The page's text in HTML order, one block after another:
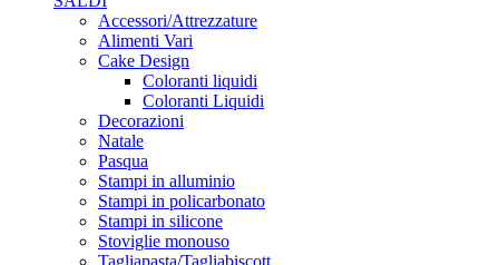
Accessori/Attrezzature
Alimenti Vari
Cake Design
Coloranti liquidi
Coloranti Liquidi
Decorazioni
Natale
Pasqua
Stampi in alluminio
Stampi in policarbonato
Stampi in silicone
Stoviglie monouso
Tagliapasta/Tagliabiscott